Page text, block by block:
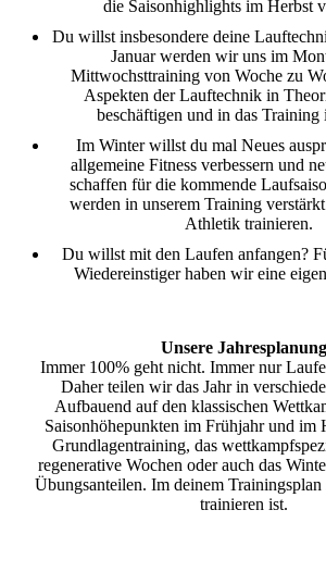
die Saisonhighlights im Herbst
Du willst insbesondere deine
Januar werden wir uns im
Mittwochsttraining von Woche zu
Aspekten der Lauftechnik in
beschäftigen und in das Training
Im Winter willst du mal Neues
allgemeine Fitness verbessern und
schaffen für die kommende
werden in unserem Training
Athletik trainieren.
Du willst mit den Laufen anfangen?
Wiedereinstiger haben wir eine
Unsere Jahresplanung
Immer 100% geht nicht. Immer nur
Daher teilen wir das Jahr in
Aufbauend auf den klassischen
Saisonhöhepunkten im Frühjahr und im
Grundlagentraining, das
regenerative Wochen oder auch das
Übungsanteilen. Im deinem Trainingsplan
trainieren ist.